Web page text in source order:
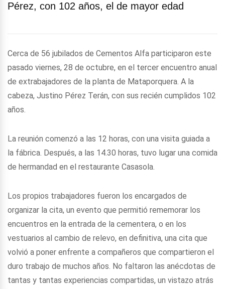
Pérez, con 102 años, el de mayor edad
Cerca de 56 jubilados de Cementos Alfa participaron este
pasado viernes, 28 de octubre, en el tercer encuentro anual
de extrabajadores de la planta de Mataporquera. A la
cabeza, Justino Pérez Terán, con sus recién cumplidos 102
años.
La reunión comenzó a las 12 horas, con una visita guiada a
la fábrica. Después, a las 14.30 horas, tuvo lugar una comida
de hermandad en el restaurante Casasola.
Los propios trabajadores fueron los encargados de
organizar la cita, un evento que permitió rememorar los
encuentros en la entrada de la cementera, o en los
vestuarios al cambio de relevo, en definitiva, una cita que
volvió a poner enfrente a compañeros que compartieron el
duro trabajo de muchos años. No faltaron las anécdotas de
tantas y tantas experiencias compartidas, un vistazo atrás